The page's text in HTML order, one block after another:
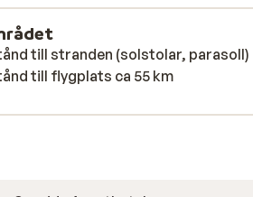
till stranden (solstolar, parasoll)
till flygplats ca 55 km